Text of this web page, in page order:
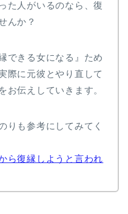
た人がいるのなら、復
んか？
できる女になる』ため
際に元彼とやり直して
お伝えしていきます。
りも参考にしてみてく
ら復縁しようと言われ